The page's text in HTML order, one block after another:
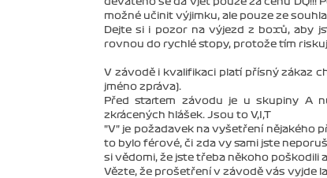
možné učinit výjimku, ale pouze ze
Dejte si i pozor na výjezd z boxů, aby
rovnou do rychlé stopy, protože tím
V závodě i kvalifikaci platí přísný zákaz
jméno zpráva).
Před startem závodu je u skupiny A
zkrácených hlášek. Jsou to V,I,T
"V" je požadavek na vyšetření nějakého
to bylo férové, či zda vy sami jste
si vědomi, že jste třeba někoho poškodili
Vězte, že prošetření v závodě vás vyjde